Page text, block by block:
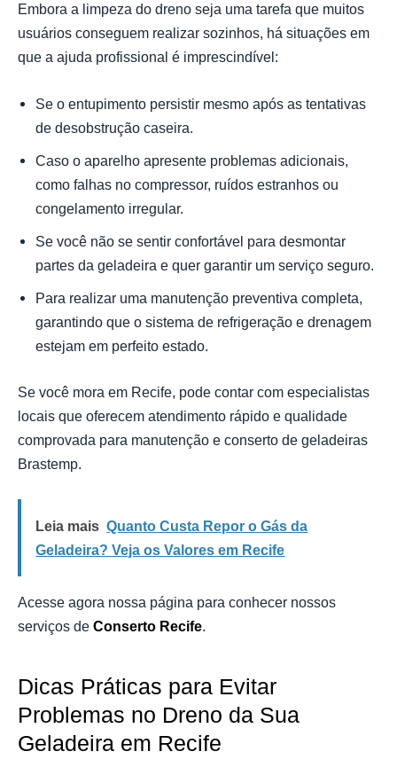
Embora a limpeza do dreno seja uma tarefa que muitos
usuários conseguem realizar sozinhos, há situações em
que a ajuda profissional é imprescindível:
Se o entupimento persistir mesmo após as tentativas
de desobstrução caseira.
Caso o aparelho apresente problemas adicionais,
como falhas no compressor, ruídos estranhos ou
congelamento irregular.
Se você não se sentir confortável para desmontar
partes da geladeira e quer garantir um serviço seguro.
Para realizar uma manutenção preventiva completa,
garantindo que o sistema de refrigeração e drenagem
estejam em perfeito estado.
Se você mora em Recife, pode contar com especialistas
locais que oferecem atendimento rápido e qualidade
comprovada para manutenção e conserto de geladeiras
Brastemp.
Leia mais Quanto Custa Repor o Gás da
Geladeira? Veja os Valores em Recife
Acesse agora nossa página para conhecer nossos
serviços de Conserto Recife.
Dicas Práticas para Evitar
Problemas no Dreno da Sua
Geladeira em Recife